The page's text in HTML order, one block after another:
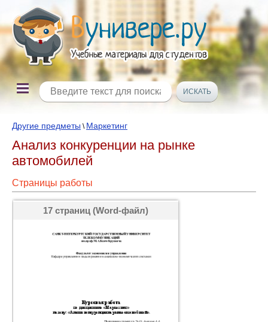
Другие предметы \ Маркетинг
Анализ конкуренции на рынке
автомобилей
Страницы работы
17 страниц (Word-файл)